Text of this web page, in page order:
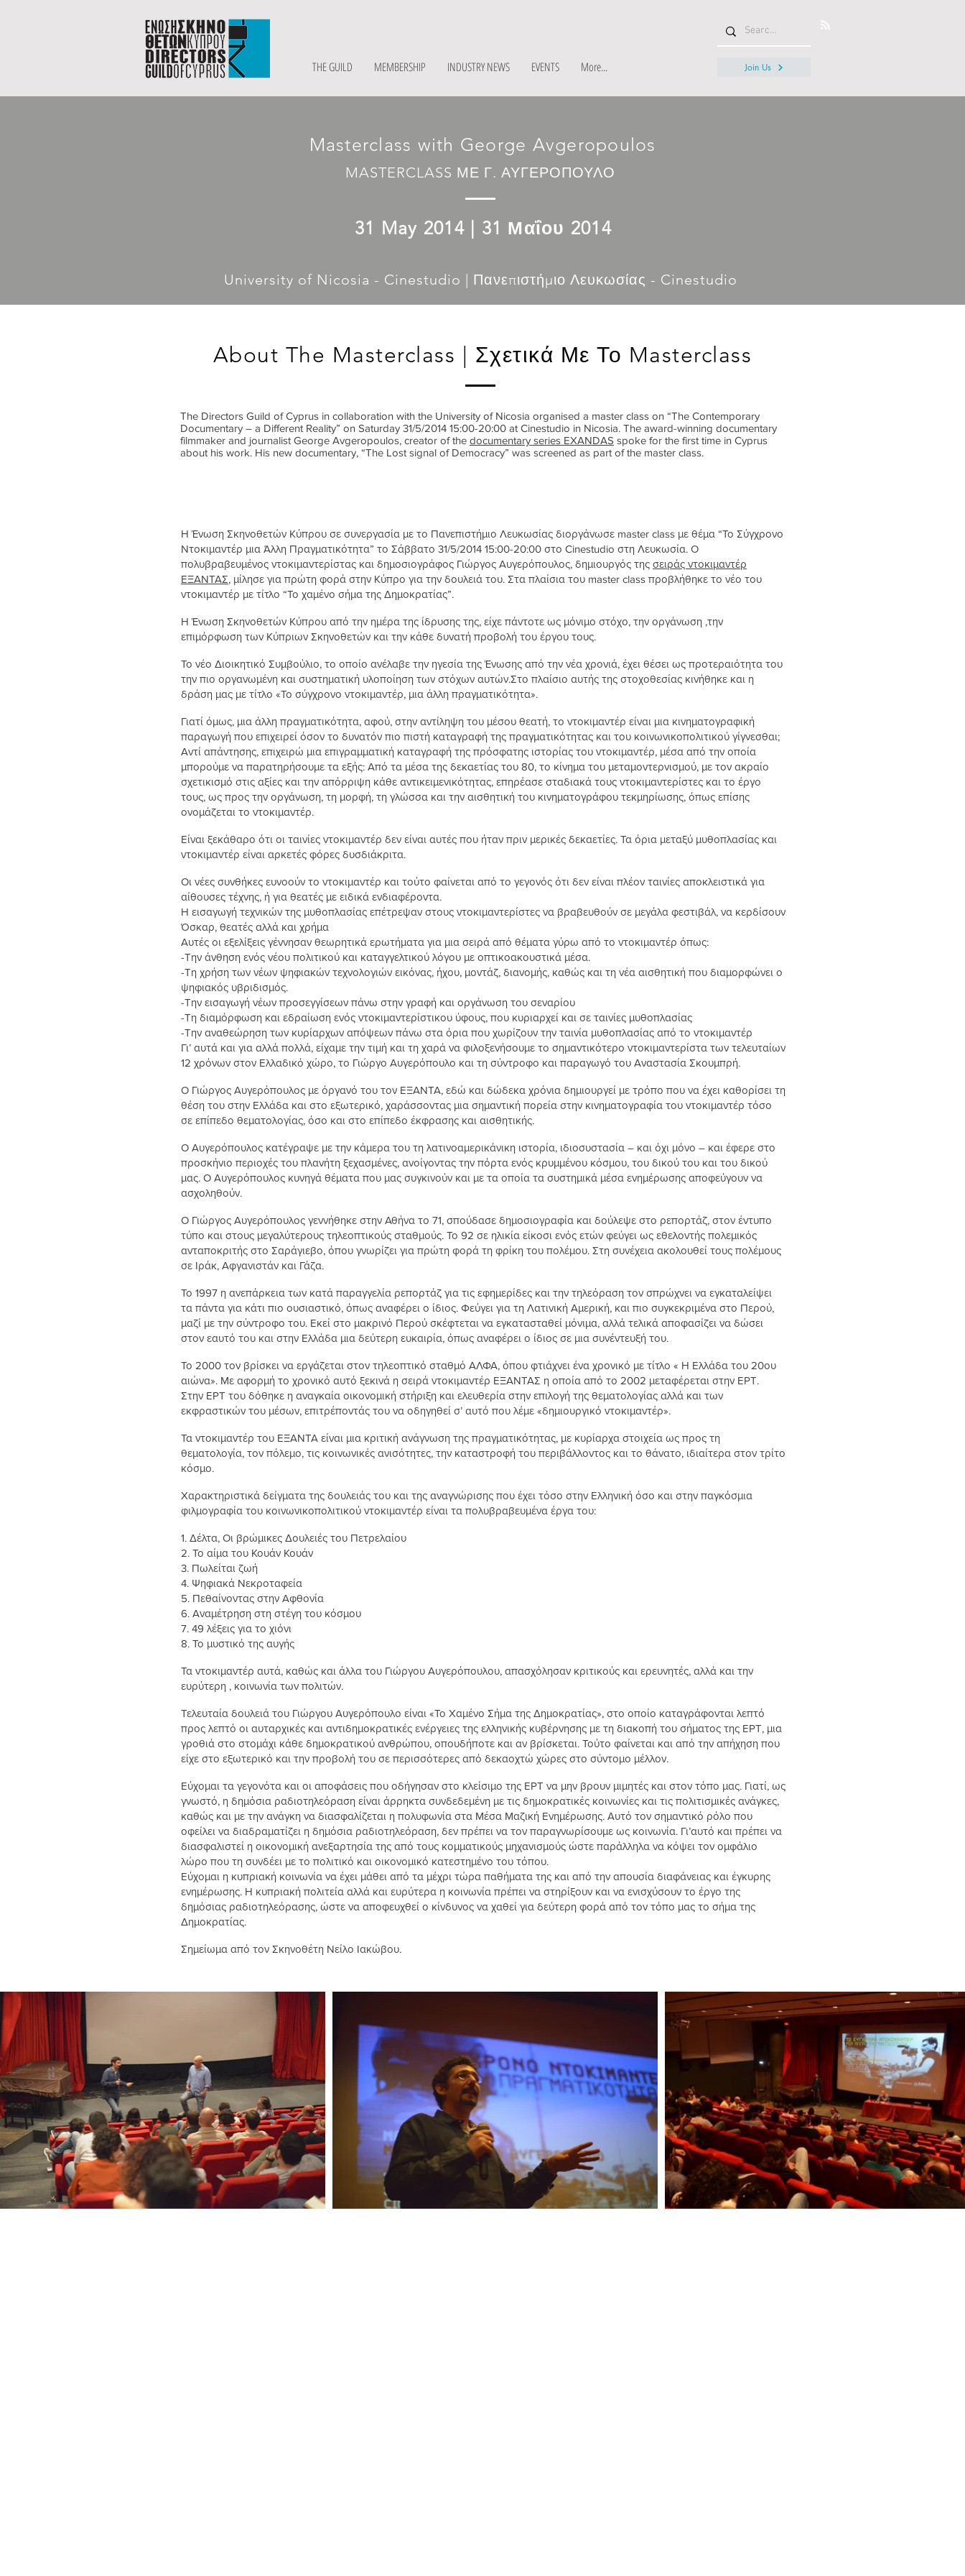
THE GUILD MEMBERSHIP INDUSTRY NEWS EVENTS More... Join Us
Masterclass with George Avgeropoulos
MASTERCLASS ΜΕ Γ. ΑΥΓΕΡΟΠΟΥΛΟ
31 May 2014 | 31 Μαΐου 2014
University of Nicosia - Cinestudio | Πανεπιστήμιο Λευκωσίας - Cinestudio
About The Masterclass | Σχετικά Με Το Masterclass
The Directors Guild of Cyprus in collaboration with the University of Nicosia organised a master class on “The Contemporary
Documentary – a Different Reality” on Saturday 31/5/2014 15:00-20:00 at Cinestudio in Nicosia. The award-winning documentary
filmmaker and journalist George Avgeropoulos, creator of the documentary series EXANDAS spoke for the first time in Cyprus
about his work. His new documentary, “The Lost signal of Democracy” was screened as part of the master class.
Η Ένωση Σκηνοθετών Κύπρου σε συνεργασία με το Πανεπιστήμιο Λευκωσίας διοργάνωσε master class με θέμα “Το Σύγχρονο
Ντοκιμαντέρ μια Άλλη Πραγματικότητα” το Σάββατο 31/5/2014 15:00-20:00 στο Cinestudio στη Λευκωσία. Ο
πολυβραβευμένος ντοκιμαντερίστας και δημοσιογράφος Γιώργος Αυγερόπουλος, δημιουργός της σειράς ντοκιμαντέρ
ΕΞΑΝΤΑΣ, μίλησε για πρώτη φορά στην Κύπρο για την δουλειά του. Στα πλαίσια του master class προβλήθηκε το νέο του
ντοκιμαντέρ με τίτλο “Το χαμένο σήμα της Δημοκρατίας”.
Η Ένωση Σκηνοθετών Κύπρου από την ημέρα της ίδρυσης της, είχε πάντοτε ως μόνιμο στόχο, την οργάνωση ,την
επιμόρφωση των Κύπριων Σκηνοθετών και την κάθε δυνατή προβολή του έργου τους.
Το νέο Διοικητικό Συμβούλιο, το οποίο ανέλαβε την ηγεσία της Ένωσης από την νέα χρονιά, έχει θέσει ως προτεραιότητα του
την πιο οργανωμένη και συστηματική υλοποίηση των στόχων αυτών.Στο πλαίσιο αυτής της στοχοθεσίας κινήθηκε και η
δράση μας με τίτλο «Το σύγχρονο ντοκιμαντέρ, μια άλλη πραγματικότητα».
Γιατί όμως, μια άλλη πραγματικότητα, αφού, στην αντίληψη του μέσου θεατή, το ντοκιμαντέρ είναι μια κινηματογραφική
παραγωγή που επιχειρεί όσον το δυνατόν πιο πιστή καταγραφή της πραγματικότητας και του κοινωνικοπολιτικού γίγνεσθαι;
Αντί απάντησης, επιχειρώ μια επιγραμματική καταγραφή της πρόσφατης ιστορίας του ντοκιμαντέρ, μέσα από την οποία
μπορούμε να παρατηρήσουμε τα εξής: Από τα μέσα της δεκαετίας του 80, το κίνημα του μεταμοντερνισμού, με τον ακραίο
σχετικισμό στις αξίες και την απόρριψη κάθε αντικειμενικότητας, επηρέασε σταδιακά τους ντοκιμαντερίστες και το έργο
τους, ως προς την οργάνωση, τη μορφή, τη γλώσσα και την αισθητική του κινηματογράφου τεκμηρίωσης, όπως επίσης
ονομάζεται το ντοκιμαντέρ.
Είναι ξεκάθαρο ότι οι ταινίες ντοκιμαντέρ δεν είναι αυτές που ήταν πριν μερικές δεκαετίες. Τα όρια μεταξύ μυθοπλασίας και
ντοκιμαντέρ είναι αρκετές φόρες δυσδιάκριτα.
Οι νέες συνθήκες ευνοούν το ντοκιμαντέρ και τούτο φαίνεται από το γεγονός ότι δεν είναι πλέον ταινίες αποκλειστικά για
αίθουσες τέχνης, ή για θεατές με ειδικά ενδιαφέροντα.
Η εισαγωγή τεχνικών της μυθοπλασίας επέτρεψαν στους ντοκιμαντερίστες να βραβευθούν σε μεγάλα φεστιβάλ, να κερδίσουν
Όσκαρ, θεατές αλλά και χρήμα
Αυτές οι εξελίξεις γέννησαν θεωρητικά ερωτήματα για μια σειρά από θέματα γύρω από το ντοκιμαντέρ όπως:
-Την άνθηση ενός νέου πολιτικού και καταγγελτικού λόγου με οπτικοακουστικά μέσα.
-Τη χρήση των νέων ψηφιακών τεχνολογιών εικόνας, ήχου, μοντάζ, διανομής, καθώς και τη νέα αισθητική που διαμορφώνει ο
ψηφιακός υβριδισμός.
-Την εισαγωγή νέων προσεγγίσεων πάνω στην γραφή και οργάνωση του σεναρίου
-Τη διαμόρφωση και εδραίωση ενός ντοκιμαντερίστικου ύφους, που κυριαρχεί και σε ταινίες μυθοπλασίας
-Την αναθεώρηση των κυρίαρχων απόψεων πάνω στα όρια που χωρίζουν την ταινία μυθοπλασίας από το ντοκιμαντέρ
Γι’ αυτά και για αλλά πολλά, είχαμε την τιμή και τη χαρά να φιλοξενήσουμε το σημαντικότερο ντοκιμαντερίστα των τελευταίων
12 χρόνων στον Ελλαδικό χώρο, το Γιώργο Αυγερόπουλο και τη σύντροφο και παραγωγό του Αναστασία Σκουμπρή.
Ο Γιώργος Αυγερόπουλος με όργανό του τον ΕΞΑΝΤΑ, εδώ και δώδεκα χρόνια δημιουργεί με τρόπο που να έχει καθορίσει τη
θέση του στην Ελλάδα και στο εξωτερικό, χαράσσοντας μια σημαντική πορεία στην κινηματογραφία του ντοκιμαντέρ τόσο
σε επίπεδο θεματολογίας, όσο και στο επίπεδο έκφρασης και αισθητικής.
Ο Αυγερόπουλος κατέγραψε με την κάμερα του τη λατινοαμερικάνικη ιστορία, ιδιοσυστασία – και όχι μόνο – και έφερε στο
προσκήνιο περιοχές του πλανήτη ξεχασμένες, ανοίγοντας την πόρτα ενός κρυμμένου κόσμου, του δικού του και του δικού
μας. Ο Αυγερόπουλος κυνηγά θέματα που μας συγκινούν και με τα οποία τα συστημικά μέσα ενημέρωσης αποφεύγουν να
ασχοληθούν.
Ο Γιώργος Αυγερόπουλος γεννήθηκε στην Αθήνα το 71, σπούδασε δημοσιογραφία και δούλεψε στο ρεπορτάζ, στον έντυπο
τύπο και στους μεγαλύτερους τηλεοπτικούς σταθμούς. Το 92 σε ηλικία είκοσι ενός ετών φεύγει ως εθελοντής πολεμικός
ανταποκριτής στο Σαράγιεβο, όπου γνωρίζει για πρώτη φορά τη φρίκη του πολέμου. Στη συνέχεια ακολουθεί τους πολέμους
σε Ιράκ, Αφγανιστάν και Γάζα.
Το 1997 η ανεπάρκεια των κατά παραγγελία ρεπορτάζ για τις εφημερίδες και την τηλεόραση τον σπρώχνει να εγκαταλείψει
τα πάντα για κάτι πιο ουσιαστικό, όπως αναφέρει ο ίδιος. Φεύγει για τη Λατινική Αμερική, και πιο συγκεκριμένα στο Περού,
μαζί με την σύντροφο του. Εκεί στο μακρινό Περού σκέφτεται να εγκατασταθεί μόνιμα, αλλά τελικά αποφασίζει να δώσει
στον εαυτό του και στην Ελλάδα μια δεύτερη ευκαιρία, όπως αναφέρει ο ίδιος σε μια συνέντευξή του.
Το 2000 τον βρίσκει να εργάζεται στον τηλεοπτικό σταθμό ΑΛΦΑ, όπου φτιάχνει ένα χρονικό με τίτλο « Η Ελλάδα του 20ου
αιώνα». Με αφορμή το χρονικό αυτό ξεκινά η σειρά ντοκιμαντέρ ΕΞΑΝΤΑΣ η οποία από το 2002 μεταφέρεται στην ΕΡΤ.
Στην ΕΡΤ του δόθηκε η αναγκαία οικονομική στήριξη και ελευθερία στην επιλογή της θεματολογίας αλλά και των
εκφραστικών του μέσων, επιτρέποντάς του να οδηγηθεί σ’ αυτό που λέμε «δημιουργικό ντοκιμαντέρ».
Τα ντοκιμαντέρ του ΕΞΑΝΤΑ είναι μια κριτική ανάγνωση της πραγματικότητας, με κυρίαρχα στοιχεία ως προς τη
θεματολογία, τον πόλεμο, τις κοινωνικές ανισότητες, την καταστροφή του περιβάλλοντος και το θάνατο, ιδιαίτερα στον τρίτο
κόσμο.
Χαρακτηριστικά δείγματα της δουλειάς του και της αναγνώρισης που έχει τόσο στην Ελληνική όσο και στην παγκόσμια
φιλμογραφία του κοινωνικοπολιτικού ντοκιμαντέρ είναι τα πολυβραβευμένα έργα του:
1. Δέλτα, Οι βρώμικες Δουλειές του Πετρελαίου
2. Το αίμα του Κουάν Κουάν
3. Πωλείται ζωή
4. Ψηφιακά Νεκροταφεία
5. Πεθαίνοντας στην Αφθονία
6. Αναμέτρηση στη στέγη του κόσμου
7. 49 λέξεις για το χιόνι
8. Το μυστικό της αυγής
Τα ντοκιμαντέρ αυτά, καθώς και άλλα του Γιώργου Αυγερόπουλου, απασχόλησαν κριτικούς και ερευνητές, αλλά και την
ευρύτερη , κοινωνία των πολιτών.
Τελευταία δουλειά του Γιώργου Αυγερόπουλο είναι «Το Χαμένο Σήμα της Δημοκρατίας», στο οποίο καταγράφονται λεπτό
προς λεπτό οι αυταρχικές και αντιδημοκρατικές ενέργειες της ελληνικής κυβέρνησης με τη διακοπή του σήματος της ΕΡΤ, μια
γροθιά στο στομάχι κάθε δημοκρατικού ανθρώπου, οπουδήποτε και αν βρίσκεται. Τούτο φαίνεται και από την απήχηση που
είχε στο εξωτερικό και την προβολή του σε περισσότερες από δεκαοχτώ χώρες στο σύντομο μέλλον.
Εύχομαι τα γεγονότα και οι αποφάσεις που οδήγησαν στο κλείσιμο της ΕΡΤ να μην βρουν μιμητές και στον τόπο μας. Γιατί, ως
γνωστό, η δημόσια ραδιοτηλεόραση είναι άρρηκτα συνδεδεμένη με τις δημοκρατικές κοινωνίες και τις πολιτισμικές ανάγκες,
καθώς και με την ανάγκη να διασφαλίζεται η πολυφωνία στα Μέσα Μαζική Ενημέρωσης. Αυτό τον σημαντικό ρόλο που
οφείλει να διαδραματίζει η δημόσια ραδιοτηλεόραση, δεν πρέπει να τον παραγνωρίσουμε ως κοινωνία. Γι’αυτό και πρέπει να
διασφαλιστεί η οικονομική ανεξαρτησία της από τους κομματικούς μηχανισμούς ώστε παράλληλα να κόψει τον ομφάλιο
λώρο που τη συνδέει με το πολιτικό και οικονομικό κατεστημένο του τόπου.
Εύχομαι η κυπριακή κοινωνία να έχει μάθει από τα μέχρι τώρα παθήματα της και από την απουσία διαφάνειας και έγκυρης
ενημέρωσης. Η κυπριακή πολιτεία αλλά και ευρύτερα η κοινωνία πρέπει να στηρίξουν και να ενισχύσουν το έργο της
δημόσιας ραδιοτηλεόρασης, ώστε να αποφευχθεί ο κίνδυνος να χαθεί για δεύτερη φορά από τον τόπο μας το σήμα της
Δημοκρατίας.
Σημείωμα από τον Σκηνοθέτη Νείλο Ιακώβου.